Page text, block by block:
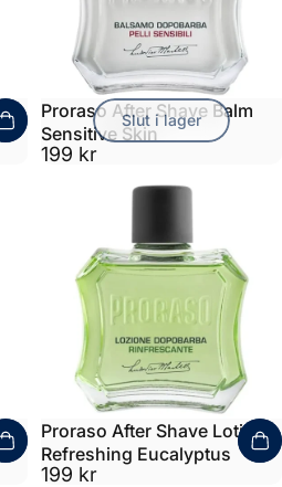
Slut i lager
Proraso After Shave Balm
Sensitive Skin
199 kr
Proraso After Shave Lotion
Refreshing Eucalyptus
199 kr